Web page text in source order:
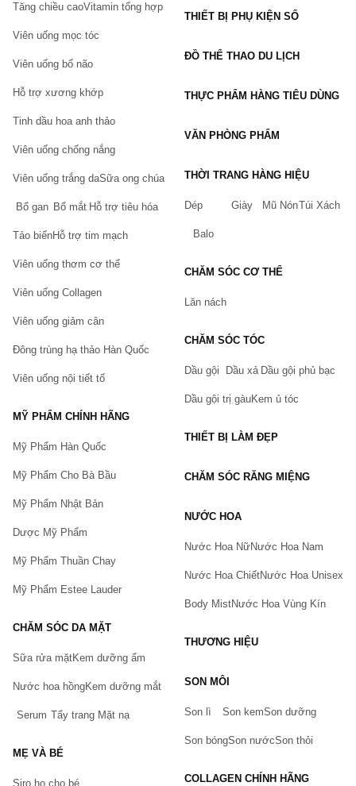
Bạn gặp vấn đề về sản phẩm hay mua hàng?
Hãy báo lỗi cho chúng tôi. Hoặc gọi cho chúng tôi qua số
Tăng chiều caoVitamin tổng hợp
Viên uống mọc tóc
Viên uống bổ não
Hỗ trợ xương khớp
Tinh dầu hoa anh thảo
Viên uống chống nắng
Viên uống trắng daSữa ong chúa
Bổ gan Bổ mắt Hỗ trợ tiêu hóa
Tảo biểnHỗ trợ tim mạch
Viên uống thơm cơ thể
Viên uống Collagen
Viên uống giảm cân
Đông trùng hạ thảo Hàn Quốc
Viên uống nội tiết tố
MỸ PHẨM CHÍNH HÃNG
Mỹ Phẩm Hàn Quốc
Mỹ Phẩm Cho Bà Bầu
Mỹ Phẩm Nhật Bản
Dược Mỹ Phẩm
Mỹ Phẩm Thuần Chay
Mỹ Phẩm Estee Lauder
CHĂM SÓC DA MẶT
Sữa rửa mặtKem dưỡng ẩm
Nước hoa hồngKem dưỡng mắt
Serum Tẩy trang Mặt nạ
MẸ VÀ BÉ
Siro ho cho bé
THIẾT BỊ PHỤ KIỆN SỐ
ĐỒ THỂ THAO DU LỊCH
THỰC PHẨM HÀNG TIÊU DÙNG
VĂN PHÒNG PHẨM
THỜI TRANG HÀNG HIỆU
Dép Giày Mũ NónTúi Xách
Balo
CHĂM SÓC CƠ THỂ
Lăn nách
CHĂM SÓC TÓC
Dầu gội Dầu xả Dầu gội phủ bạc
Dầu gội trị gàuKem ủ tóc
THIẾT BỊ LÀM ĐẸP
CHĂM SÓC RĂNG MIỆNG
NƯỚC HOA
Nước Hoa NữNước Hoa Nam
Nước Hoa ChiếtNước Hoa Unisex
Body MistNước Hoa Vùng Kín
THƯƠNG HIỆU
SON MÔI
Son lì Son kemSon dưỡng
Son bóngSon nướcSon thỏi
COLLAGEN CHÍNH HÃNG